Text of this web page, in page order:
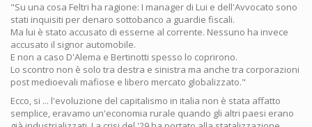
"Su una cosa Feltri ha ragione: I manager di Lui e dell'Avvocato sono
stati inquisiti per denaro sottobanco a guardie fiscali.
Ma lui è stato accusato di esserne al corrente. Nessuno ha invece
accusato il signor automobile.
E non a caso D'Alema e Bertinotti spesso lo coprirono.
Lo scontro non è solo tra destra e sinistra ma anche tra corporazioni
post medioevali mafiose e libero mercato globalizzato."
Ecco, si ... l'evoluzione del capitalismo in italia non è stata affatto
semplice, eravamo un'economia rurale quando gli altri paesi erano